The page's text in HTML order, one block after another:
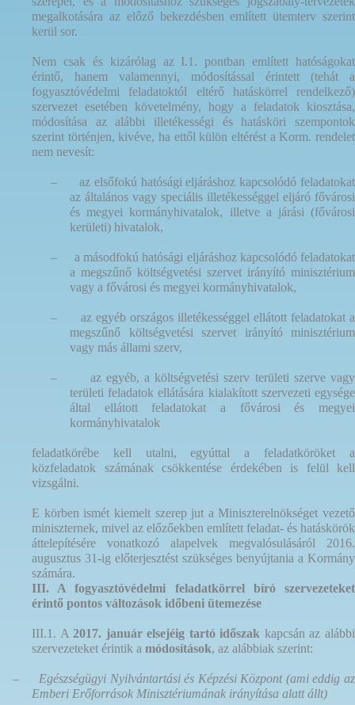
megalkotására az előző bekezdésben említett ütemterv szerint
kerül sor.
Nem csak és kizárólag az I.1. pontban említett hatóságokat
érintő, hanem valamennyi, módosítással érintett (tehát a
fogyasztóvédelmi feladatoktól eltérő hatáskörrel rendelkező)
szervezet esetében követelmény, hogy a feladatok kiosztása,
módosítása az alábbi illetékességi és hatásköri szempontok
szerint történjen, kivéve, ha ettől külön eltérést a Korm. rendelet
nem nevesít:
–
az elsőfokú hatósági eljáráshoz kapcsolódó feladatokat
az általános vagy speciális illetékességgel eljáró fővárosi
és megyei kormányhivatalok, illetve a járási (fővárosi
kerületi) hivatalok,
–
a másodfokú hatósági eljáráshoz kapcsolódó feladatokat
a megszűnő költségvetési szervet irányító minisztérium
vagy a fővárosi és megyei kormányhivatalok,
–
az egyéb országos illetékességgel ellátott feladatokat a
megszűnő költségvetési szervet irányító minisztérium
vagy más állami szerv,
–
az egyéb, a költségvetési szerv területi szerve vagy
területi feladatok ellátására kialakított szervezeti egysége
által ellátott feladatokat a fővárosi és megyei
kormányhivatalok
feladatkörébe kell utalni, egyúttal a feladatköröket a
közfeladatok számának csökkentése érdekében is felül kell
vizsgálni.
E körben ismét kiemelt szerep jut a Miniszterelnökséget vezető
miniszternek, mivel az előzőekben említett feladat- és hatáskörök
áttelepítésére vonatkozó alapelvek megvalósulásáról 2016.
augusztus 31-ig előterjesztést szükséges benyújtania a Kormány
számára.
III. A fogyasztóvédelmi feladatkörrel bíró szervezeteket
érintő pontos változások időbeni ütemezése
III.1. A 2017. január elsejéig tartó időszak kapcsán az alábbi
szervezeteket érintik a módosítások, az alábbiak szerint:
–
Egészségügyi Nyilvántartási és Képzési Központ (ami eddig az
Emberi Erőforrások Minisztériumának irányítása alatt állt)